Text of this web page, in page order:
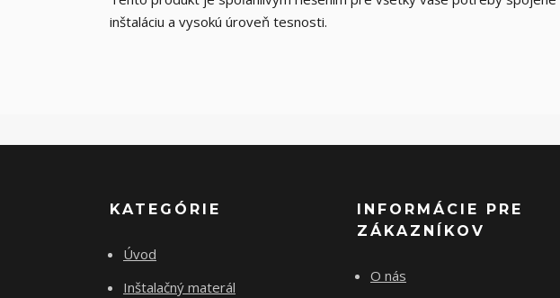
inštaláciu a vysokú úroveň tesnosti.
KATEGÓRIE
Úvod
Inštalačný materál
INFORMÁCIE PRE
ZÁKAZNÍKOV
O nás